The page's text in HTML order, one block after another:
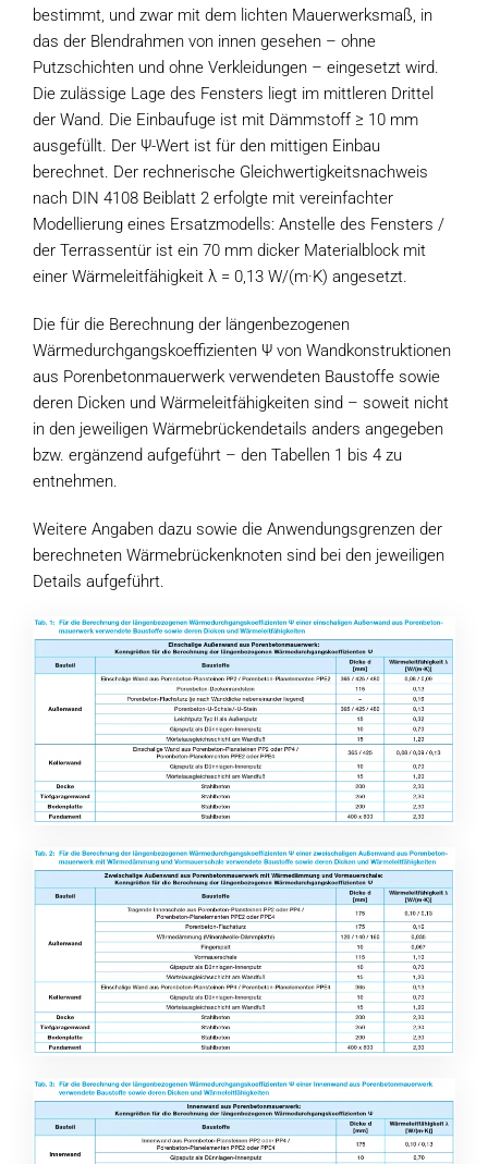
bestimmt, und zwar mit dem lichten Mauerwerksmaß, in
das der Blendrahmen von innen gesehen – ohne
Putzschichten und ohne Verkleidungen – eingesetzt wird.
Die zulässige Lage des Fensters liegt im mittleren Drittel
der Wand. Die Einbaufuge ist mit Dämmstoff ≥ 10 mm
ausgefüllt. Der Ψ-Wert ist für den mittigen Einbau
berechnet. Der rechnerische Gleichwertigkeitsnachweis
nach DIN 4108 Beiblatt 2 erfolgte mit vereinfachter
Modellierung eines Ersatzmodells: Anstelle des Fensters /
der Terrassentür ist ein 70 mm dicker Materialblock mit
einer Wärmeleitfähigkeit λ = 0,13 W/(m·K) angesetzt.
Die für die Berechnung der längenbezogenen
Wärmedurchgangskoeffizienten Ψ von Wandkonstruktionen
aus Porenbetonmauerwerk verwendeten Baustoffe sowie
deren Dicken und Wärmeleitfähigkeiten sind – soweit nicht
in den jeweiligen Wärmebrückendetails anders angegeben
bzw. ergänzend aufgeführt – den Tabellen 1 bis 4 zu
entnehmen.
Weitere Angaben dazu sowie die Anwendungsgrenzen der
berechneten Wärmebrückenknoten sind bei den jeweiligen
Details aufgeführt.